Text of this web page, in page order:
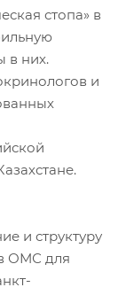
стопа» в
в них.
и
Казахстане.
и структуру
ОМС для